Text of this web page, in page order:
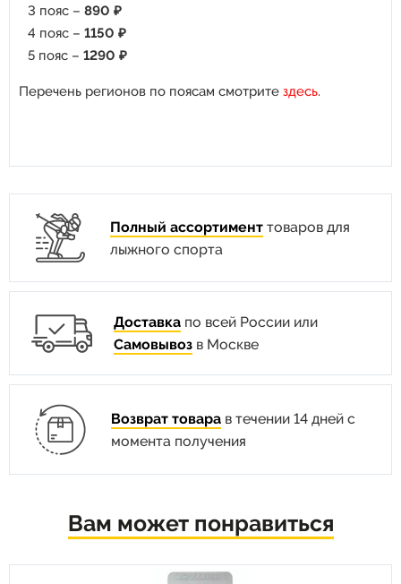
3 пояс – 890 ₽
4 пояс – 1150 ₽
5 пояс – 1290 ₽
Перечень регионов по поясам смотрите здесь.
Полный ассортимент товаров для
лыжного спорта
Доставка по всей России или
Самовывоз в Москве
Возврат товарав течении 14 дней с
момента получения
Вам может понравиться